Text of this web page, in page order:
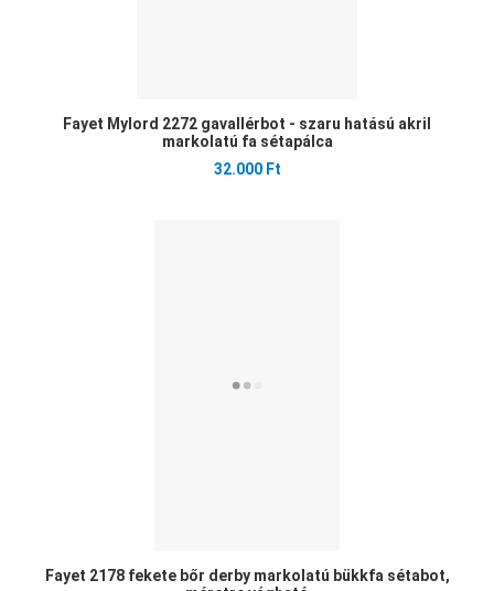
Fayet Mylord 2272 gavallérbot - szaru hatású akril
markolatú fa sétapálca
32.000 Ft
Fayet 2178 fekete bőr derby markolatú bükkfa sétabot,